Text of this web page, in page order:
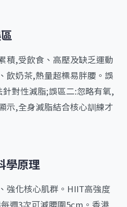
積,受飲食、高壓及缺乏運動
飲奶茶,熱量超標易胖腰。誤
對性減脂;誤區二:忽略有氧,
示,全身減脂結合核心訓練才
學原理
強化核心肌群。HIIT高強度
週3次可減腰圍5cm。香港